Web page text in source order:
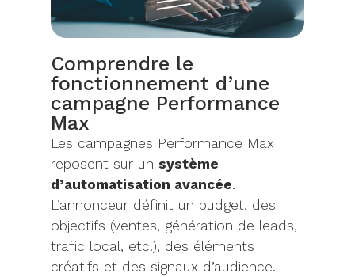
Comprendre le
fonctionnement d’une
campagne Performance
Max
Les campagnes Performance Max
reposent sur un système
d’automatisation avancée.
L’annonceur définit un budget, des
objectifs (ventes, génération de leads,
trafic local, etc.), des éléments
créatifs et des signaux d’audience.